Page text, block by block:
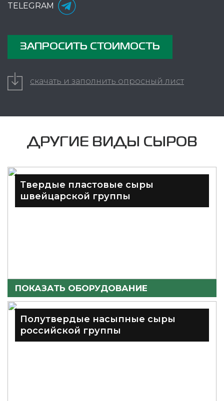
TELEGRAM
ЗАПРОСИТЬ СТОИМОСТЬ
скачать и заполнить опросный лист
ДРУГИЕ ВИДЫ СЫРОВ
Твердые пластовые сыры
швейцарской группы
ПОКАЗАТЬ ОБОРУДОВАНИЕ
Полутвердые насыпные сыры
российской группы